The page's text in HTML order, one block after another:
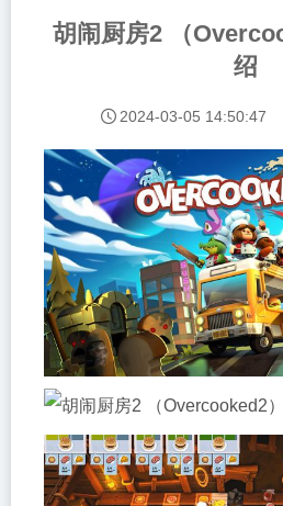
胡闹厨房2 （
绍
2024-03-05 14:50:47